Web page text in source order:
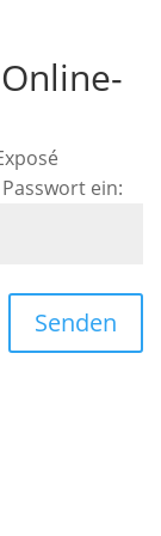
ein:
Senden